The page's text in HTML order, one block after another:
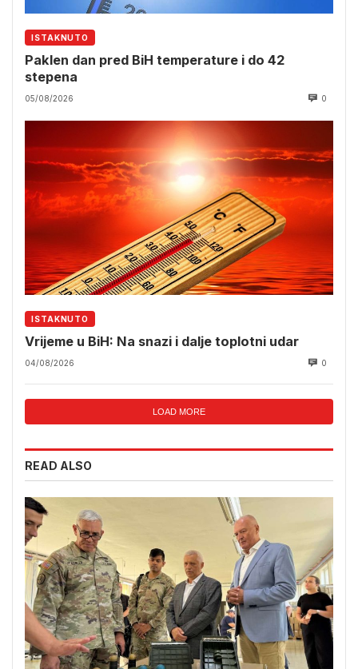
ISTAKNUTO
Paklen dan pred BiH temperature i do 42
stepena
05/08/2026 0
ISTAKNUTO
Vrijeme u BiH: Na snazi i dalje toplotni udar
04/08/2026 0
LOAD MORE
READ ALSO